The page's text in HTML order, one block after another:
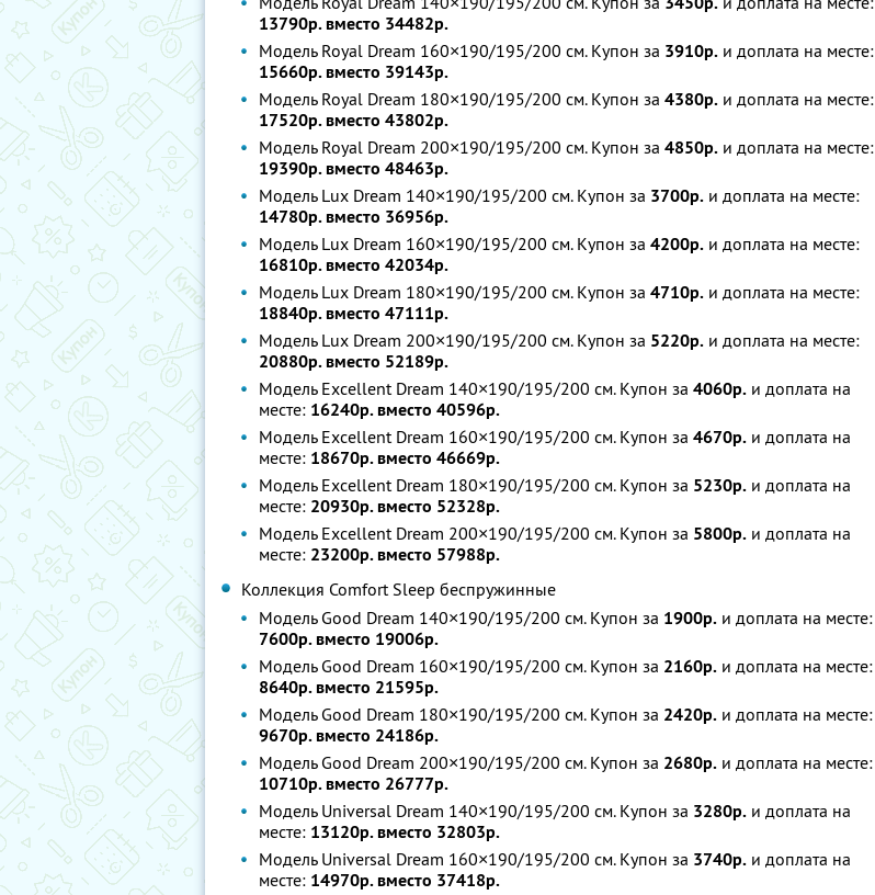
13790р. вместо 34482р.
Модель Royal Dream 160×190/195/200 см. Купон за 3910р. и доплата на месте:
15660р. вместо 39143р.
Модель Royal Dream 180×190/195/200 см. Купон за 4380р. и доплата на месте:
17520р. вместо 43802р.
Модель Royal Dream 200×190/195/200 см. Купон за 4850р. и доплата на месте:
19390р. вместо 48463р.
Модель Lux Dream 140×190/195/200 см. Купон за 3700р. и доплата на месте:
14780р. вместо 36956р.
Модель Lux Dream 160×190/195/200 см. Купон за 4200р. и доплата на месте:
16810р. вместо 42034р.
Модель Lux Dream 180×190/195/200 см. Купон за 4710р. и доплата на месте:
18840р. вместо 47111р.
Модель Lux Dream 200×190/195/200 см. Купон за 5220р. и доплата на месте:
20880р. вместо 52189р.
Модель Excellent Dream 140×190/195/200 см. Купон за 4060р. и доплата на
месте: 16240р. вместо 40596р.
Модель Excellent Dream 160×190/195/200 см. Купон за 4670р. и доплата на
месте: 18670р. вместо 46669р.
Модель Excellent Dream 180×190/195/200 см. Купон за 5230р. и доплата на
месте: 20930р. вместо 52328р.
Модель Excellent Dream 200×190/195/200 см. Купон за 5800р. и доплата на
месте: 23200р. вместо 57988р.
Коллекция Comfort Sleep беспружинные
Модель Good Dream 140×190/195/200 см. Купон за 1900р. и доплата на месте:
7600р. вместо 19006р.
Модель Good Dream 160×190/195/200 см. Купон за 2160р. и доплата на месте:
8640р. вместо 21595р.
Модель Good Dream 180×190/195/200 см. Купон за 2420р. и доплата на месте:
9670р. вместо 24186р.
Модель Good Dream 200×190/195/200 см. Купон за 2680р. и доплата на месте:
10710р. вместо 26777р.
Модель Universal Dream 140×190/195/200 см. Купон за 3280р. и доплата на
месте: 13120р. вместо 32803р.
Модель Universal Dream 160×190/195/200 см. Купон за 3740р. и доплата на
месте: 14970р. вместо 37418р.